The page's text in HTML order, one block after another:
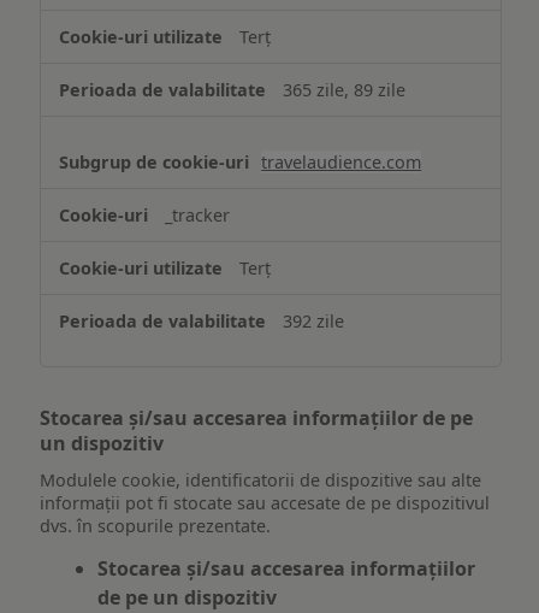
Terț
365 zile, 89 zile
travelaudience.com
_tracker
Terț
392 zile
Stocarea și/sau accesarea informațiilor de pe
un dispozitiv
Modulele cookie, identificatorii de dispozitive sau alte
informații pot fi stocate sau accesate de pe dispozitivul
dvs. în scopurile prezentate.
Stocarea și/sau accesarea informațiilor
de pe un dispozitiv